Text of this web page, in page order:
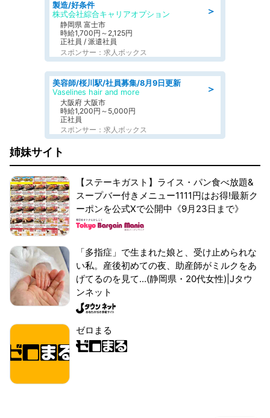
＞
製造/好条件
株式会社綜合キャリアオプション
静岡県 富士市
時給1,700円～2,125円
正社員 / 派遣社員
スポンサー：求人ボックス
＞
美容師/桜川駅/社員募集/8月9日更新
Vaselines hair and more
大阪府 大阪市
時給1,200円～5,000円
正社員
スポンサー：求人ボックス
姉妹サイト
【ステーキガスト】ライス・パン食べ放題&
スープバー付きメニュー1111円はお得!最新ク
ーポンを公式Xで公開中《9月23日まで》
「多指症」で生まれた娘と、受け止められな
い私。産後初めての夜、助産師がミルクをあ
げてるのを見て...(静岡県・20代女性)|Jタウ
ンネット
ゼロまる